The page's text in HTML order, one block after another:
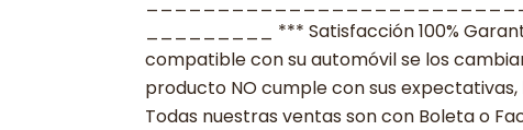
_________ *** Satisfacción 100%
compatible con su automóvil se los
producto NO cumple con sus expectativas,
Todas nuestras ventas son con Boleta o